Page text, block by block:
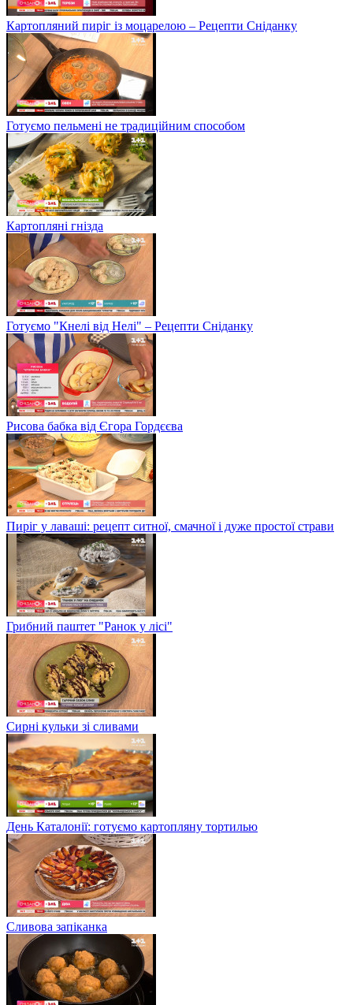
Картопляний пиріг із моцарелою – Рецепти Сніданку
Готуємо пельмені не традиційним способом
Картопляні гнізда
Готуємо "Кнелі від Нелі" – Рецепти Сніданку
Рисова бабка від Єгора Гордєєва
Пиріг у лаваші: рецепт ситної, смачної і дуже простої страви
Грибний паштет "Ранок у лісі"
Сирні кульки зі сливами
День Каталонії: готуємо картопляну тортилью
Сливова запіканка